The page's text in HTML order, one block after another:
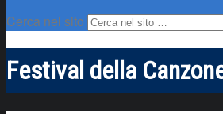
Cerca nel sito
Festival della